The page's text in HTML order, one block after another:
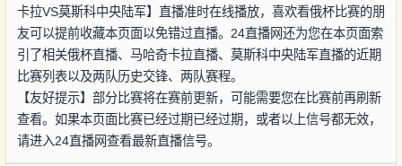
卡拉VS莫斯科中央陆军】直播准时在线播放，喜欢看俄杯比赛的朋
友可以提前收藏本页面以免错过直播。24直播网还为您在本页面索
引了相关俄杯直播、马哈奇卡拉直播、莫斯科中央陆军直播的近期
比赛列表以及两队历史交锋、两队赛程。
【友好提示】部分比赛将在赛前更新，可能需要您在比赛前再刷新
查看。如果本页面比赛已经过期已经过期，或者以上信号都无效，
请进入24直播网查看最新直播信号。